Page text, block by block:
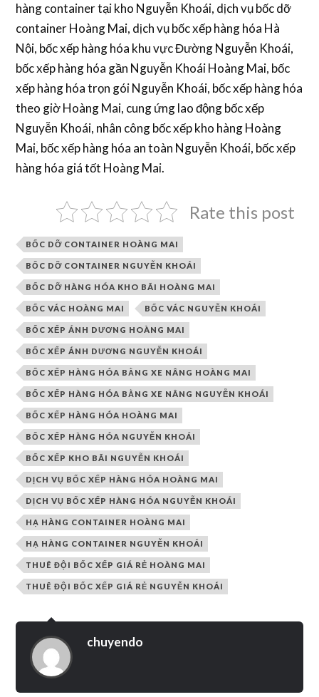
hàng container tại kho Nguyễn Khoái, dịch vụ bốc dỡ
container Hoàng Mai, dịch vụ bốc xếp hàng hóa Hà
Nội, bốc xếp hàng hóa khu vực Đường Nguyễn Khoái,
bốc xếp hàng hóa gần Nguyễn Khoái Hoàng Mai, bốc
xếp hàng hóa trọn gói Nguyễn Khoái, bốc xếp hàng hóa
theo giờ Hoàng Mai, cung ứng lao động bốc xếp
Nguyễn Khoái, nhân công bốc xếp kho hàng Hoàng
Mai, bốc xếp hàng hóa an toàn Nguyễn Khoái, bốc xếp
hàng hóa giá tốt Hoàng Mai.
Rate this post
BỐC DỠ CONTAINER HOÀNG MAI
BỐC DỠ CONTAINER NGUYỄN KHOÁI
BỐC DỠ HÀNG HÓA KHO BÃI HOÀNG MAI
BỐC VÁC HOÀNG MAI BỐC VÁC NGUYỄN KHOÁI
BỐC XẾP ÁNH DƯƠNG HOÀNG MAI
BỐC XẾP ÁNH DƯƠNG NGUYỄN KHOÁI
BỐC XẾP HÀNG HÓA BẰNG XE NÂNG HOÀNG MAI
BỐC XẾP HÀNG HÓA BẰNG XE NÂNG NGUYỄN KHOÁI
BỐC XẾP HÀNG HÓA HOÀNG MAI
BỐC XẾP HÀNG HÓA NGUYỄN KHOÁI
BỐC XẾP KHO BÃI NGUYỄN KHOÁI
DỊCH VỤ BỐC XẾP HÀNG HÓA HOÀNG MAI
DỊCH VỤ BỐC XẾP HÀNG HÓA NGUYỄN KHOÁI
HẠ HÀNG CONTAINER HOÀNG MAI
HẠ HÀNG CONTAINER NGUYỄN KHOÁI
THUÊ ĐỘI BỐC XẾP GIÁ RẺ HOÀNG MAI
THUÊ ĐỘI BỐC XẾP GIÁ RẺ NGUYỄN KHOÁI
chuyendo